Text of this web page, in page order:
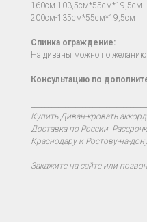
160см-103,5см*55см*19,5см
200см-135см*55см*19,5см
Спинка ограждение:
На диваны можно по желанию
Консультацию по
Купить Диван-кровать
Доставка по России.
Краснодару и Ростову-на-
Закажите на сайте или